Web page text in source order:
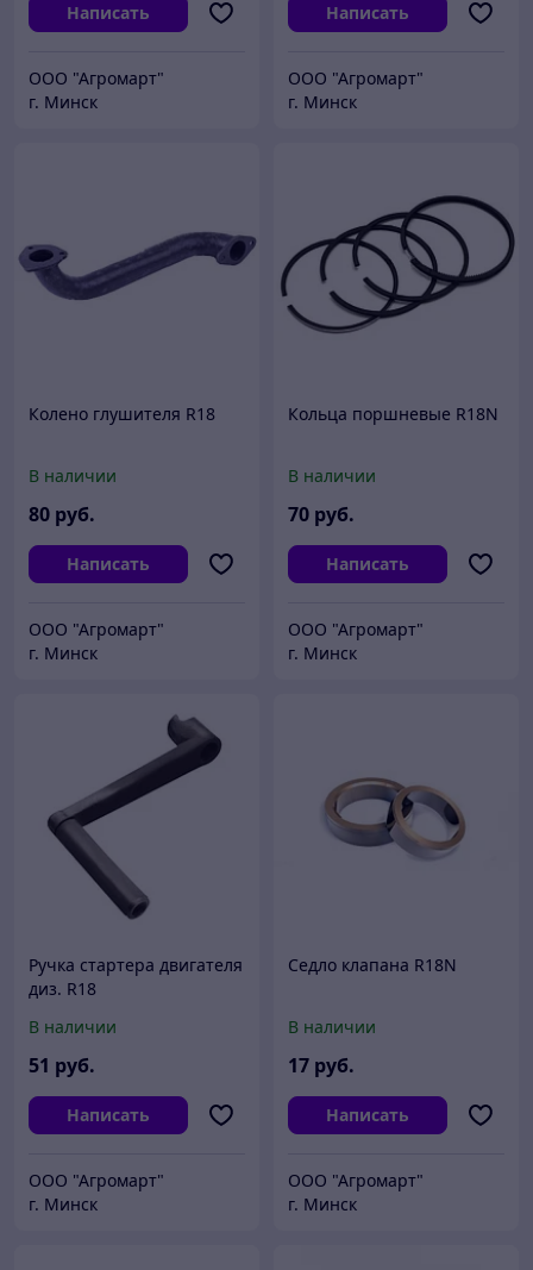
Написать
ООО "Агромарт"
г. Минск
Написать
ООО "Агромарт"
г. Минск
Колено глушителя R18
В наличии
80 руб.
Написать
ООО "Агромарт"
г. Минск
Кольца поршневые R18N
В наличии
70 руб.
Написать
ООО "Агромарт"
г. Минск
Ручка стартера двигателя
диз. R18
В наличии
51 руб.
Написать
ООО "Агромарт"
г. Минск
Седло клапана R18N
В наличии
17 руб.
Написать
ООО "Агромарт"
г. Минск